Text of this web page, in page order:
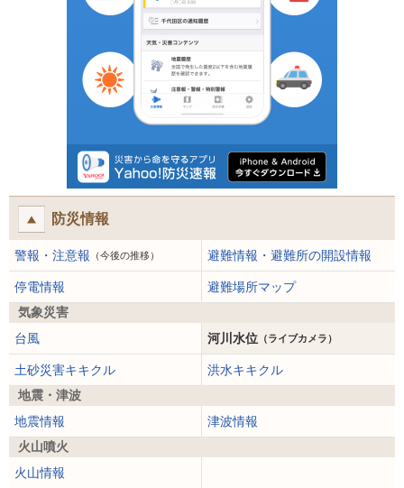
防災情報
警報・注意報 （今後の推移） 避難情報・避難所の開設情報
停電情報
避難場所マップ
気象災害
台風
河川水位 （ライブカメラ）
土砂災害キキクル
洪水キキクル
地震・津波
地震情報
津波情報
火山噴火
火山情報